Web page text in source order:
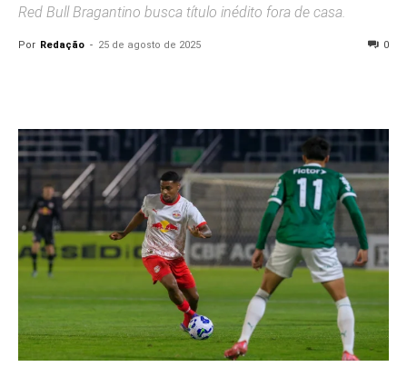
Red Bull Bragantino busca título inédito fora de casa.
Por Redação - 25 de agosto de 2025 0